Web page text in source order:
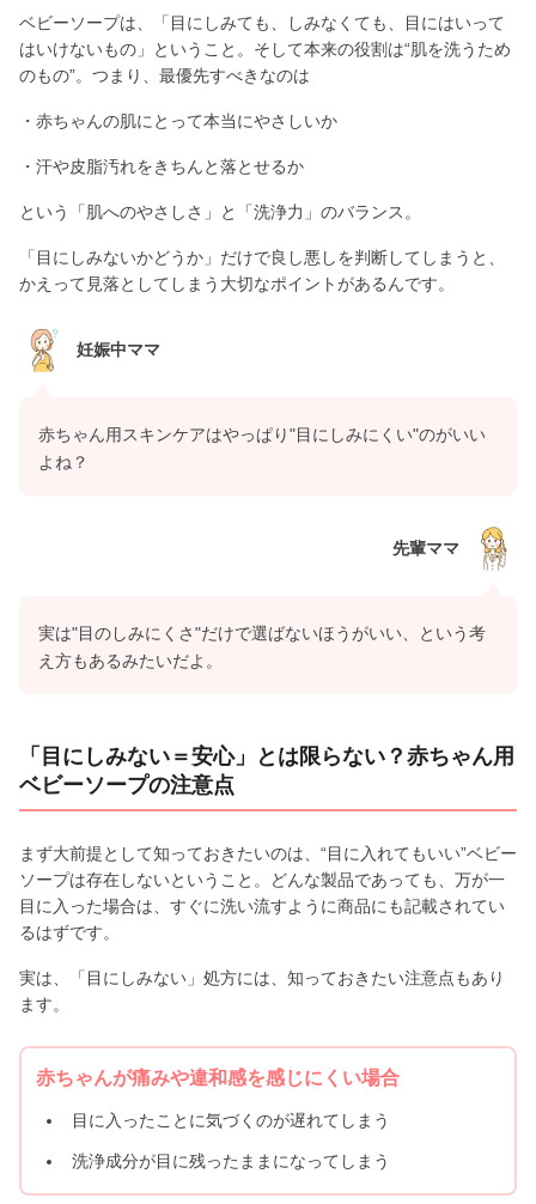
ベビーソープは、「目にしみても、しみなくても、目にはいって
はいけないもの」ということ。そして本来の役割は“肌を洗うため
のもの”。つまり、最優先すべきなのは
・赤ちゃんの肌にとって本当にやさしいか
・汗や皮脂汚れをきちんと落とせるか
という「肌へのやさしさ」と「洗浄力」のバランス。
「目にしみないかどうか」だけで良し悪しを判断してしまうと、
かえって見落としてしまう大切なポイントがあるんです。
妊娠中ママ
赤ちゃん用スキンケアはやっぱり"目にしみにくい"のがいい
よね？
先輩ママ
実は"目のしみにくさ"だけで選ばないほうがいい、という考
え方もあるみたいだよ。
「目にしみない＝安心」とは限らない？赤ちゃん用
ベビーソープの注意点
まず大前提として知っておきたいのは、“目に入れてもいい”ベビー
ソープは存在しないということ。どんな製品であっても、万が一
目に入った場合は、すぐに洗い流すように商品にも記載されてい
るはずです。
実は、「目にしみない」処方には、知っておきたい注意点もあり
ます。
赤ちゃんが痛みや違和感を感じにくい場合
目に入ったことに気づくのが遅れてしまう
洗浄成分が目に残ったままになってしまう